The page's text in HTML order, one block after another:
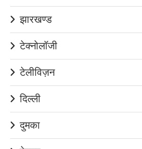
झारखण्ड
टेक्नोलॉजी
टेलीविज़न
दिल्ली
दुमका